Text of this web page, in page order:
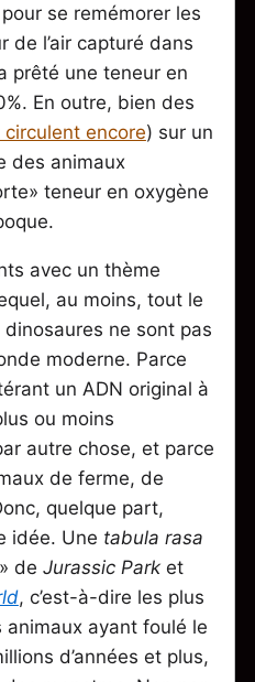
se remémorer les
l’air capturé dans
prêté une teneur en
En outre, bien des
circulent encore) sur un
des animaux
teneur en oxygène
avec un thème
au moins, tout le
dinosaures ne sont pas
moderne. Parce
un ADN original à
ou moins
autre chose, et parce
de ferme, de
quelque part,
idée. Une tabula rasa
de Jurassic Parket
, c’est-à-dire les plus
ayant foulé le
d’années et plus,